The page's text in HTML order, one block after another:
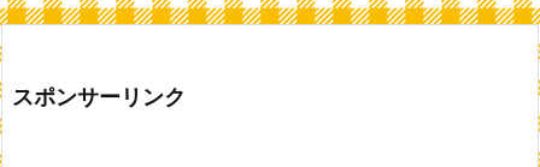
スポンサーリンク